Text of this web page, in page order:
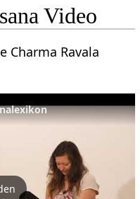
Video
Charma Ravala